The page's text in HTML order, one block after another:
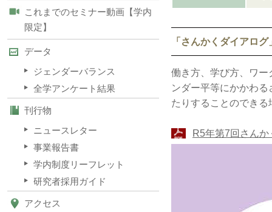
「さんかくダイアロ
働き方、学び方、ワ
ンダー平等にかかわ
たりすることのでき
R5年第7回さん
これまでのセミナー動画【学内
限定】
データ
ジェンダーバランス
全学アンケート結果
刊行物
ニュースレター
事業報告書
学内制度リーフレット
研究者採用ガイド
アクセス